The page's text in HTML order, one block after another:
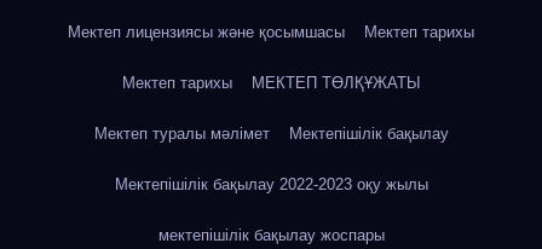
Мектеп лицензиясы және қосымшасы Мектеп тарихы
Мектеп тарихы МЕКТЕП ТӨЛҚҰЖАТЫ
Мектеп туралы мәлімет Мектепішілік бақылау
Мектепішілік бақылау 2022-2023 оқу жылы
мектепішілік бақылау жоспары